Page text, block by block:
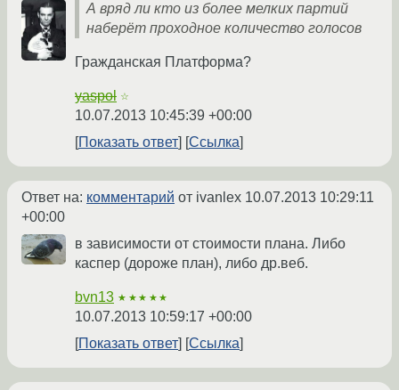
А вряд ли кто из более мелких партий
наберёт проходное количество голосов
Гражданская Платформа?
yaspol ☆
10.07.2013 10:45:39 +00:00
Показать ответ
Ссылка
Ответ на: комментарий от ivanlex 10.07.2013 10:29:11
+00:00
в зависимости от стоимости плана. Либо
каспер (дороже план), либо др.веб.
bvn13 ★★★★★
10.07.2013 10:59:17 +00:00
Показать ответ
Ссылка